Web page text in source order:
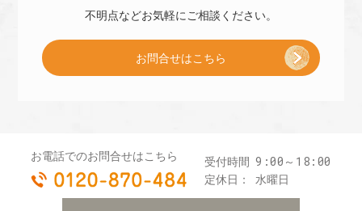
プ
ゼ
不明点などお気軽に ご相談ください。
お問合せはこちら
お電話でのお問合せはこちら
0120-870-484
受付時間 9:00～18:00
定休日： 水曜日